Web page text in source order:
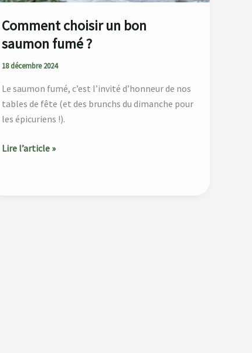
Comment choisir un bon
saumon fumé ?
18 décembre 2024
Le saumon fumé, c’est l’invité d’honneur de nos
tables de fête (et des brunchs du dimanche pour
les épicuriens !).
Lire l’article »